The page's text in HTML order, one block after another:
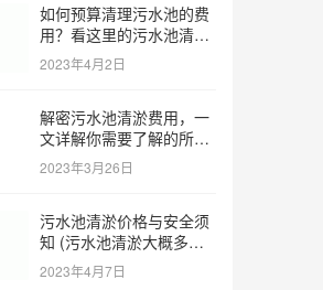
如何预算清理污水池的费
用？看这里的污水池清淤
工程报价表范本！ (污水
池清淤工程报价表范本)
2023年4月2日
解密污水池清淤费用，一
文详解你需要了解的所有
因素 (污水池清淤一米多
少钱)
2023年3月26日
污水池清淤价格与安全须
知 (污水池清淤大概多少
一方)
2023年4月7日